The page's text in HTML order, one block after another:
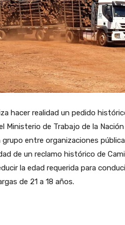
hacer realidad un pedido
Ministerio de Trabajo de la
entre organizaciones
de un reclamo histórico de
la edad requerida para
de 21 a 18 años.